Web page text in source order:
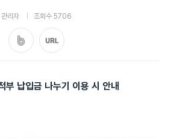
관리자 조회수 5706
부 납입금 나누기 이용 시 안내